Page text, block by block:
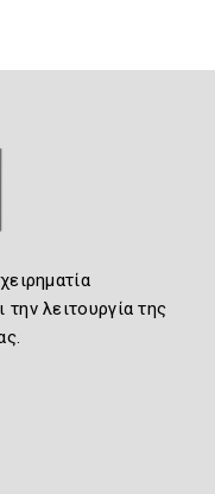
λειτουργία της